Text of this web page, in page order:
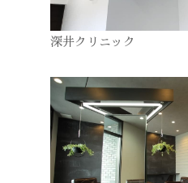
深井クリニック